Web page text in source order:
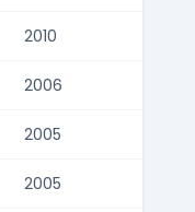
2010
2006
2005
2005